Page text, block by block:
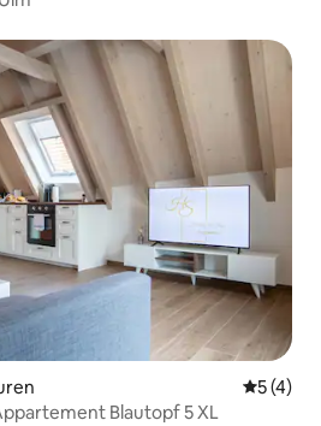
Note
5 (4)
Blautopf 5 XL